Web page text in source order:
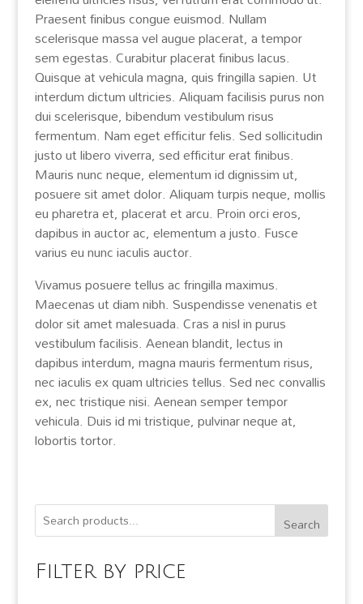
Praesent finibus congue euismod. Nullam
scelerisque massa vel augue placerat, a tempor
sem egestas. Curabitur placerat finibus lacus.
Quisque at vehicula magna, quis fringilla sapien. Ut
interdum dictum ultricies. Aliquam facilisis purus non
dui scelerisque, bibendum vestibulum risus
fermentum. Nam eget efficitur felis. Sed sollicitudin
justo ut libero viverra, sed efficitur erat finibus.
Mauris nunc neque, elementum id dignissim ut,
posuere sit amet dolor. Aliquam turpis neque, mollis
eu pharetra et, placerat et arcu. Proin orci eros,
dapibus in auctor ac, elementum a justo. Fusce
varius eu nunc iaculis auctor.
Vivamus posuere tellus ac fringilla maximus.
Maecenas ut diam nibh. Suspendisse venenatis et
dolor sit amet malesuada. Cras a nisl in purus
vestibulum facilisis. Aenean blandit, lectus in
dapibus interdum, magna mauris fermentum risus,
nec iaculis ex quam ultricies tellus. Sed nec convallis
ex, nec tristique nisi. Aenean semper tempor
vehicula. Duis id mi tristique, pulvinar neque at,
lobortis tortor.
Search
Filter by price